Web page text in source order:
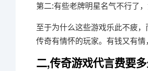
第二:有些老牌明星名气不行了
至于为什么这些游戏乐此不疲
传奇有情怀的玩家。有钱又有情
二,传奇游戏代言费要